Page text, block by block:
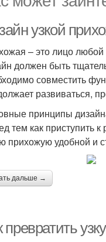
узкой
– это лицо
должен быть
совместить
развиваться,
принципы
тем как приступить
прихожую удобной и
дальше →
превратить